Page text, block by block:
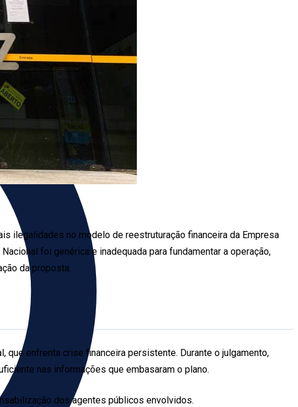
ilegalidades no modelo de reestruturação financeira da Empresa
foi genérica e inadequada para fundamentar a operação,
da proposta.
enfrenta crise financeira persistente. Durante o julgamento,
nas informações que embasaram o plano.
dos agentes públicos envolvidos.